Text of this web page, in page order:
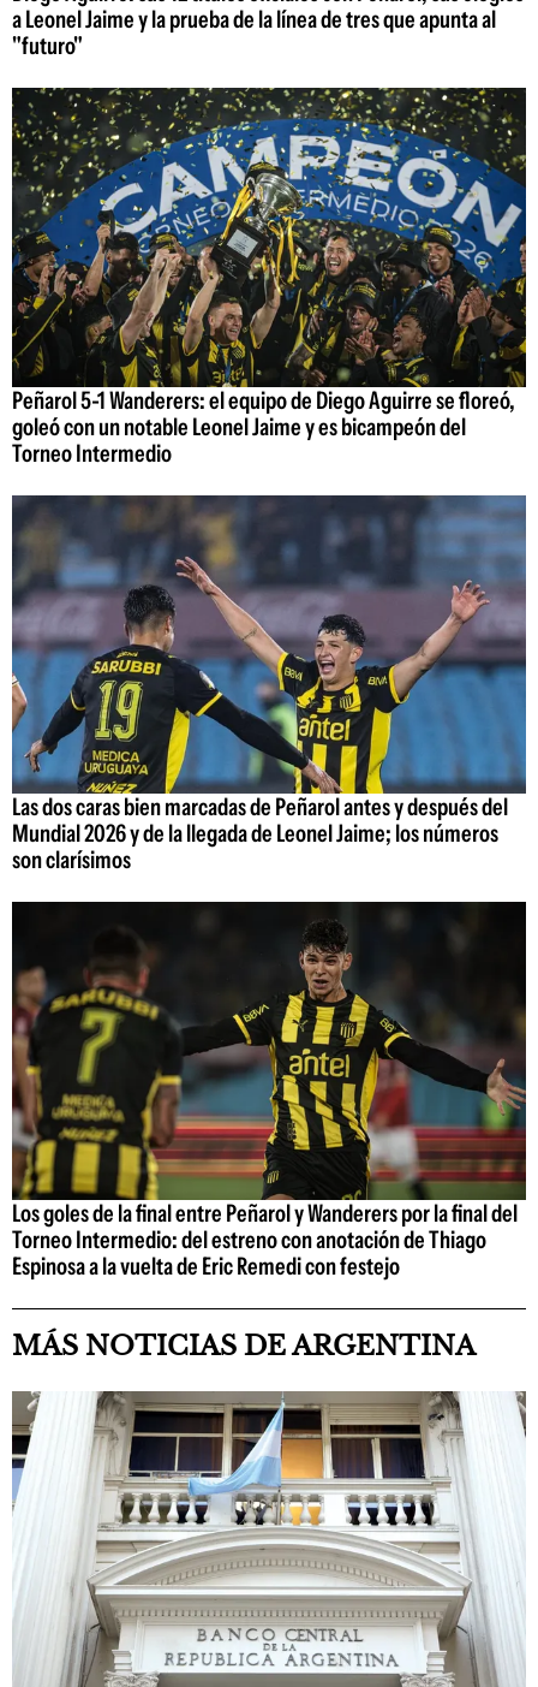
a Leonel Jaime y la prueba de la línea de tres que apunta al
"futuro"
Peñarol 5-1 Wanderers: el equipo de Diego Aguirre se floreó,
goleó con un notable Leonel Jaime y es bicampeón del
Torneo Intermedio
Las dos caras bien marcadas de Peñarol antes y después del
Mundial 2026 y de la llegada de Leonel Jaime; los números
son clarísimos
Los goles de la final entre Peñarol y Wanderers por la final del
Torneo Intermedio: del estreno con anotación de Thiago
Espinosa a la vuelta de Eric Remedi con festejo
MÁS NOTICIAS DE ARGENTINA